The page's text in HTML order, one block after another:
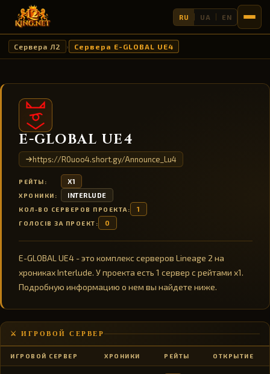
RU UA EN
Сервера Л2 › Сервера E-GLOBAL UE4
E-GLOBAL UE4
https://R0uoo4.short.gy/Announce_Lu4
РЕЙТЫ: X1
ХРОНИКИ: INTERLUDE
КОЛ-ВО СЕРВЕРОВ ПРОЕКТА: 1
ГОЛОСІВ ЗА ПРОЕКТ: 0
E-GLOBAL UE4 - это комплекс серверов Lineage 2 на
хрониках Interlude. У проекта есть 1 сервер с рейтами x1.
Подробную информацию о нем вы найдете ниже.
⚔️ ИГРОВОЙ СЕРВЕР
ИГРОВОЙ СЕРВЕР ХРОНИКИ РЕЙТЫ ОТКРЫТИЕ